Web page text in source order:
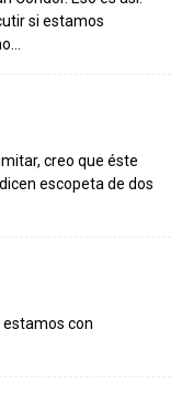
si estamos
creo que éste
escopeta de dos
estamos con